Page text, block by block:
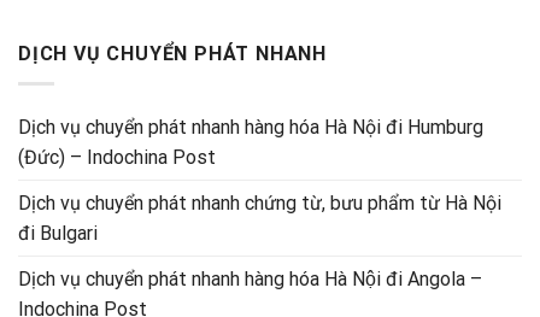
DỊCH VỤ CHUYỂN PHÁT NHANH
Dịch vụ chuyển phát nhanh hàng hóa Hà Nội đi Humburg
(Đức) – Indochina Post
Dịch vụ chuyển phát nhanh chứng từ, bưu phẩm từ Hà Nội
đi Bulgari
Dịch vụ chuyển phát nhanh hàng hóa Hà Nội đi Angola –
Indochina Post